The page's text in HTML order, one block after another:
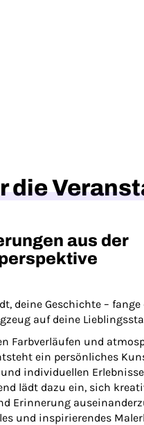
die
aus der
deine Geschichte –
auf deine
Farbverläufen und
ein persönliches
individuellen
lädt dazu ein, sich
Erinnerung
und inspirierendes